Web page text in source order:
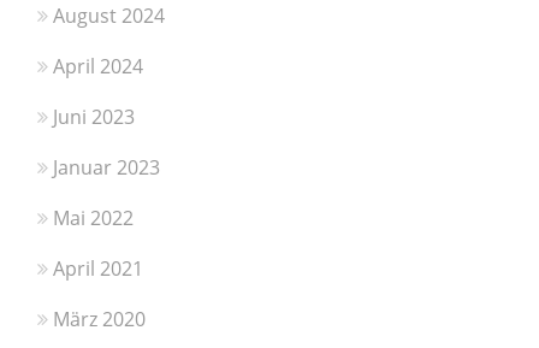
August 2024
April 2024
Juni 2023
Januar 2023
Mai 2022
April 2021
März 2020